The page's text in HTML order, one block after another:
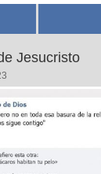
Jesucristo